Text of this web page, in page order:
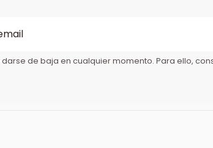
darse de baja en cualquier momento. Para ello,